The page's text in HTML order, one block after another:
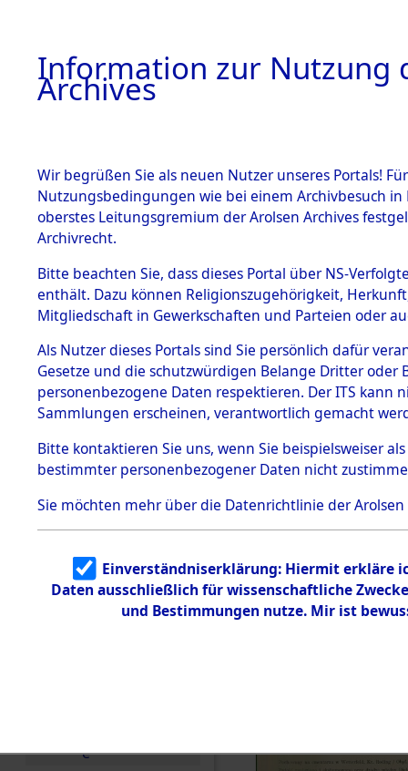
BESTÄNDE
1.
mente
5. Verschiedenes
5.3
Todesmärsche
5.3.1 Alliierte
Erhebungen
zu
Todesmärsch
en
5.3.2
Identifizierun
g
5.3.3
Todesmärsch
e
auf dem
zur
Roding)
Leben
0003
Information zur Nutzung
Archives
Wir begrüßen Sie als neuen Nutzer unseres Portals!
Nutzungsbedingungen wie bei einem Archivbesuch
oberstes Leitungsgremium der Arolsen Archives
Archivrecht.
Bitte beachten Sie, dass dieses Portal über NS-
enthält. Dazu können Religionszugehörigkeit,
Mitgliedschaft in Gewerkschaften und Parteien oder
Als Nutzer dieses Portals sind Sie persönlich dafür
Gesetze und die schutzwürdigen Belange Dritter
personenbezogene Daten respektieren. Der ITS
Sammlungen erscheinen, verantwortlich gemacht
Bitte kontaktieren Sie uns, wenn Sie beispielsweiser
bestimmter personenbezogener Daten nicht
Sie möchten mehr über die Datenrichtlinie der Arolsen
Einverständniserklärung: Hiermit erkläre
Daten ausschließlich für wissenschaftliche
und Bestimmungen nutze. Mir ist